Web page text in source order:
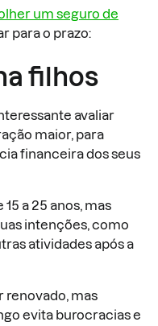
um seguro de
para o prazo:
filhos
avaliar
maior, para
financeira dos seus
a 25 anos, mas
intenções, como
atividades após a
renovado, mas
evita burocracias e